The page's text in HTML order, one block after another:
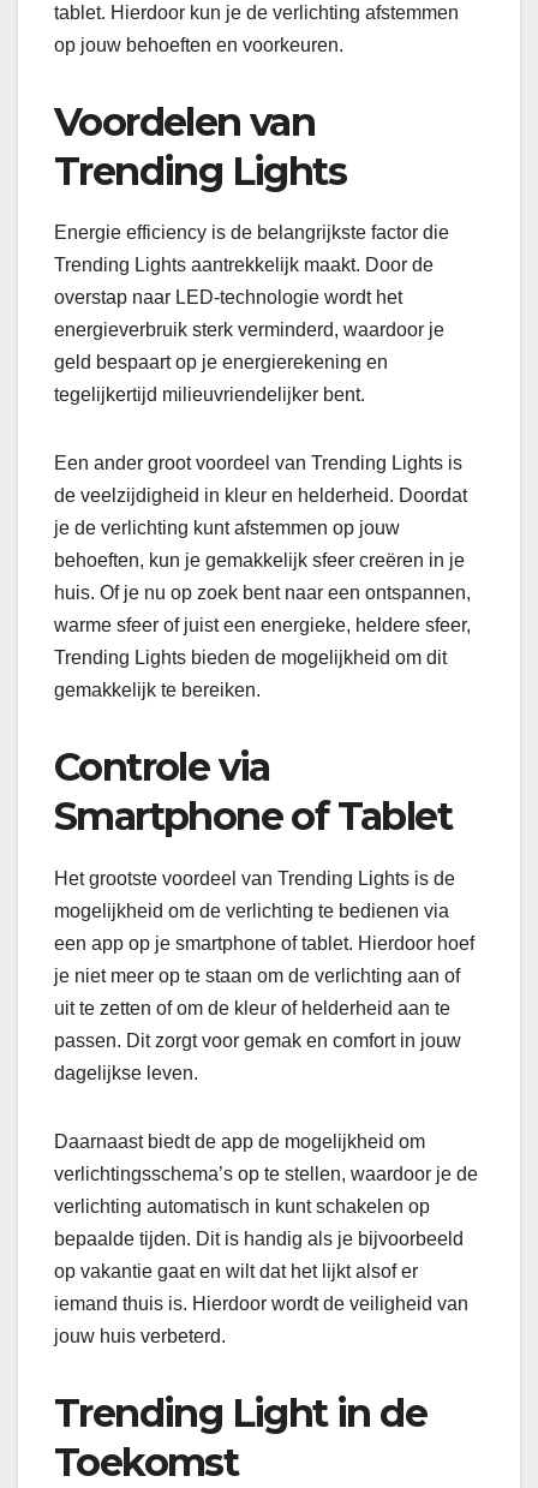
tablet. Hierdoor kun je de verlichting afstemmen
op jouw behoeften en voorkeuren.
Voordelen van
Trending Lights
Energie efficiency is de belangrijkste factor die
Trending Lights aantrekkelijk maakt. Door de
overstap naar LED-technologie wordt het
energieverbruik sterk verminderd, waardoor je
geld bespaart op je energierekening en
tegelijkertijd milieuvriendelijker bent.
Een ander groot voordeel van Trending Lights is
de veelzijdigheid in kleur en helderheid. Doordat
je de verlichting kunt afstemmen op jouw
behoeften, kun je gemakkelijk sfeer creëren in je
huis. Of je nu op zoek bent naar een ontspannen,
warme sfeer of juist een energieke, heldere sfeer,
Trending Lights bieden de mogelijkheid om dit
gemakkelijk te bereiken.
Controle via
Smartphone of Tablet
Het grootste voordeel van Trending Lights is de
mogelijkheid om de verlichting te bedienen via
een app op je smartphone of tablet. Hierdoor hoef
je niet meer op te staan om de verlichting aan of
uit te zetten of om de kleur of helderheid aan te
passen. Dit zorgt voor gemak en comfort in jouw
dagelijkse leven.
Daarnaast biedt de app de mogelijkheid om
verlichtingsschema’s op te stellen, waardoor je de
verlichting automatisch in kunt schakelen op
bepaalde tijden. Dit is handig als je bijvoorbeeld
op vakantie gaat en wilt dat het lijkt alsof er
iemand thuis is. Hierdoor wordt de veiligheid van
jouw huis verbeterd.
Trending Light in de
Toekomst